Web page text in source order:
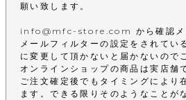
願い致します。
info@mfc-store.com から確認メ
メールフィルターの設定をされてい
に変更して頂かないと届かないので
オンラインショップの商品は実店舗
ご注文確定後でもタイミングにより
ます。できる限りそのようなことが